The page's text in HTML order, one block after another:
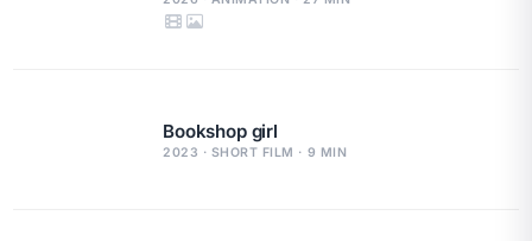
Bookshop girl
2023 · SHORT FILM · 9 MIN